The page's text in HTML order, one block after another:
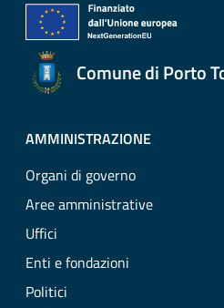
Comune di Porto
AMMINISTRAZIONE
Organi di governo
Aree amministrative
Uffici
Enti e fondazioni
Politici